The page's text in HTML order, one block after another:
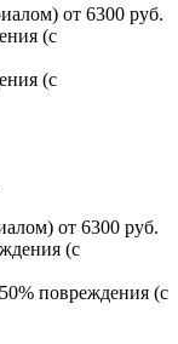
от 6300 руб.
(с
(с
от 6300 руб.
(с
повреждения (с